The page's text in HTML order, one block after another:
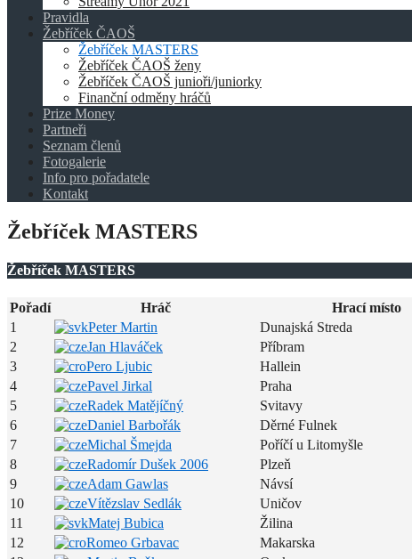
Pravidla
Žebříček ČAOŠ
Žebříček MASTERS
Žebříček ČAOŠ ženy
Žebříček ČAOŠ junioři/juniorky
Finanční odměny hráčů
Prize Money
Partneři
Seznam členů
Fotogalerie
Info pro pořadatele
Kontakt
Žebříček MASTERS
Žebříček MASTERS
Pořadí Hráč Hrací místo
1
Peter Martin Dunajská Streda
2
Jan Hlaváček Příbram
3
Pero Ljubic Hallein
4
Pavel Jirkal Praha
5
Radek Matějíčný Svitavy
6
Daniel Barbořák Děrné Fulnek
7
Michal Šmejda Poříčí u Litomyšle
8
Radomír Dušek 2006 Plzeň
9
Adam Gawlas Návsí
10
Vítězslav Sedlák Uničov
11
Matej Bubica Žilina
12
Romeo Grbavac Makarska